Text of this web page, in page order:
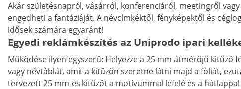
Akár születésnapról, vásárról, konferenciáról, meetingről
engedheti a fantáziáját. A névcímkéktől, fényképektől és
idősek számára egyaránt!
Egyedi reklámkészítés az Uniprodo ipari
Működése ilyen egyszerű: Helyezze a 25 mm átmérőjű
vagy névtáblát, amit a kitűzőn szeretne látni majd a fóliát,
tervezett 25 mm-es kitűzőt a motívummal lefelé és a